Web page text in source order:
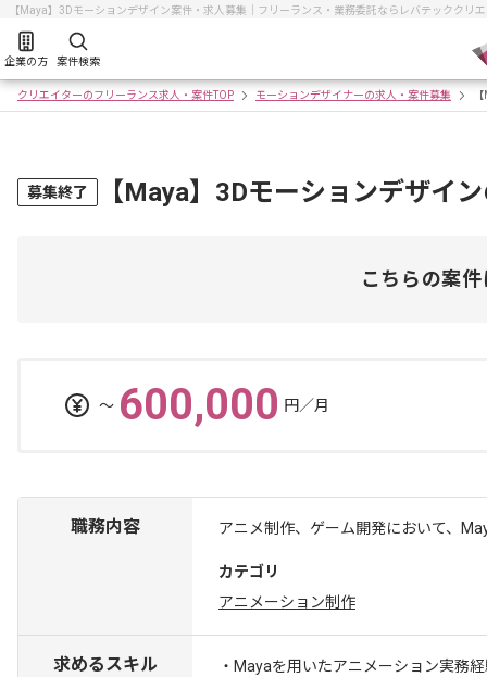
【Maya】3Dモーションデザイン案件・求人募集｜フリーランス・業務委託ならレバテッククリ
企業の方 案件検索
クリエイターのフリーランス求人・案件TOP モーションデザイナーの求人・案件募集
募集終了 【Maya】3Dモーションデザイ
こちらの案
〜 600,000 円／月
職務内容 アニメ制作、ゲーム開発において、
カテゴリ
アニメーション制作
求めるスキル ・Mayaを用いたアニメーション実務